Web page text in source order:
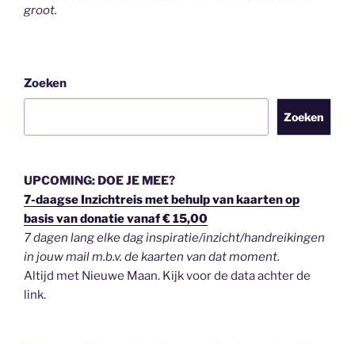
groot.
Zoeken
Zoeken
UPCOMING: DOE JE MEE?
7-daagse Inzichtreis met behulp van kaarten op
basis van donatie vanaf € 15,00
7 dagen lang elke dag inspiratie/inzicht/handreikingen
in jouw mail m.b.v. de kaarten van dat moment.
Altijd met Nieuwe Maan. Kijk voor de data achter de
link.